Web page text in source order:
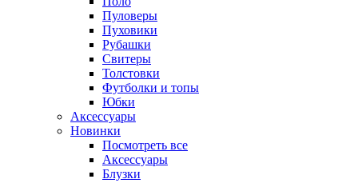
Пуловеры
Пуховики
Рубашки
Свитеры
Толстовки
Футболки и топы
Юбки
Аксессуары
Новинки
Посмотреть все
Аксессуары
Блузки